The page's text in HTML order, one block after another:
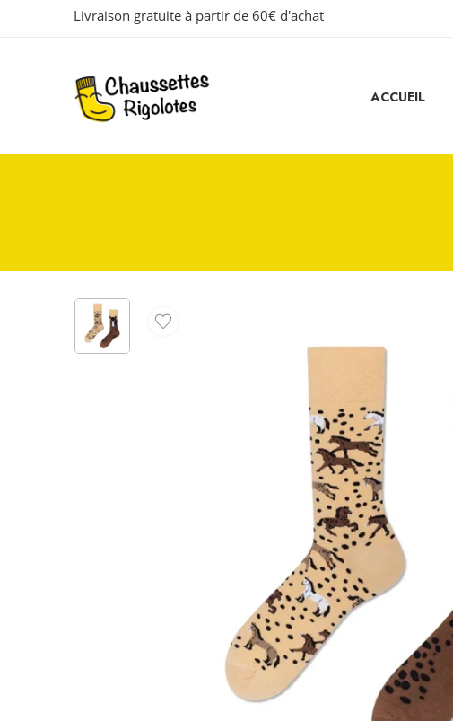
Livraison gratuite à partir de 60€ d'achat
ACCUEIL